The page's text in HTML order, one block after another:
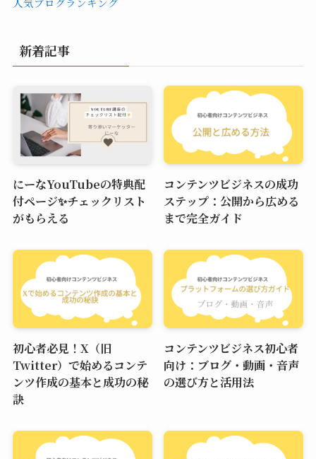
新着記事
にーなYouTubeの特典配
付ページ✨チェックリスト
がもらえる
コンテンツビジネスの成功
ステップ：公開から広める
まで完全ガイド
初心者必見！X（旧
Twitter）で始めるコンテ
ンツ作成の基本と成功の秘
訣
コンテンツビジネス初心者
向け：ブログ・動画・音声
の選び方と活用法